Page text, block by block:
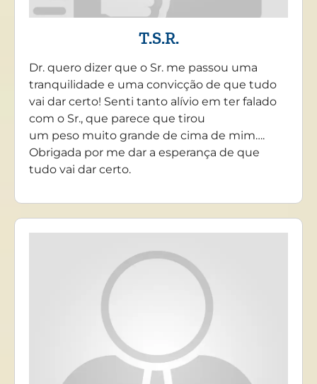
T.S.R.
Dr. quero dizer que o Sr. me passou uma
tranquilidade e uma convicção de que tudo
vai dar certo! Senti tanto alívio em ter falado
com o Sr., que parece que tirou
um peso muito grande de cima de mim….
Obrigada por me dar a esperança de que
tudo vai dar certo.